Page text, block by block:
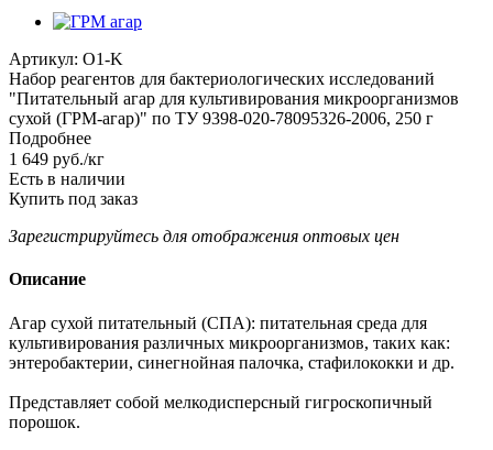
Артикул: O1-K
Набор реагентов для бактериологических исследований
"Питательный агар для культивирования микроорганизмов
сухой (ГРМ-агар)" по ТУ 9398-020-78095326-2006, 250 г
Подробнее
1 649 руб./кг
Есть в наличии
Купить под заказ
Зарегистрируйтесь для отображения оптовых цен
Описание
Агар сухой питательный (СПА): питательная среда для
культивирования различных микроорганизмов, таких как:
энтеробактерии, синегнойная палочка, стафилококки и др.
Представляет собой мелкодисперсный гигроскопичный
порошок.